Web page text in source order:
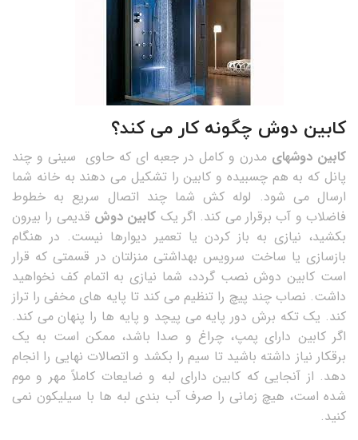
کابین دوش چگونه کار می کند؟
کابین دوشهای مدرن و کامل در جعبه ای که حاوی سینی و چند
پانل که به هم چسبیده و کابین را تشکیل می دهند به خانه شما
ارسال می شود. لوله کش شما چند اتصال سریع به خطوط
فاضلاب و آب برقرار می کند. اگر یک کابین دوش قدیمی را بیرون
بکشید، نیازی به باز کردن یا تعمیر دیوارها نیست. در هنگام
بازسازی یا ساخت سرویس بهداشتی منزلتان در قسمتی که قرار
است کابین دوش نصب گردد، شما نیازی به اتمام کف نخواهید
داشت. نصاب چند پیچ را تنظیم می کند تا پایه های مخفی را تراز
کند. یک تکه برش دور پایه می پیچد و پایه ها را پنهان می کند.
اگر کابین دارای پمپ، چراغ و صدا باشد، ممکن است به یک
برقکار نیاز داشته باشید تا سیم را بکشد و اتصالات نهایی را انجام
دهد. از آنجایی که کابین دارای لبه و ضایعات کاملاً مهر و موم
شده است، هیچ زمانی را صرف آب بندی لبه ها با سیلیکون نمی
کنید.